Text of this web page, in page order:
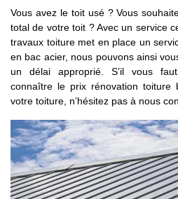
Vous avez le toit usé ? Vous
total de votre toit ? Avec un service
travaux toiture met en place un
en bac acier, nous pouvons ainsi
un délai approprié. S’il vous
connaître le prix rénovation toiture
votre toiture, n’hésitez pas à nous